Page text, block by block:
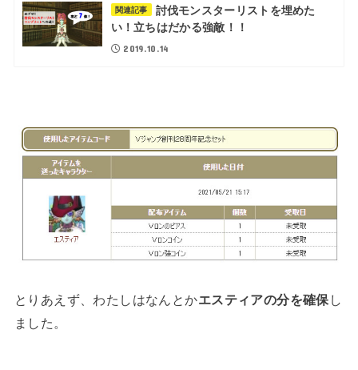
関連記事
討伐モンスターリストを埋めた
い！立ちはだかる強敵！！
2019.10.14
とりあえず、わたしはなんとかエスティアの分を確保し
ました。